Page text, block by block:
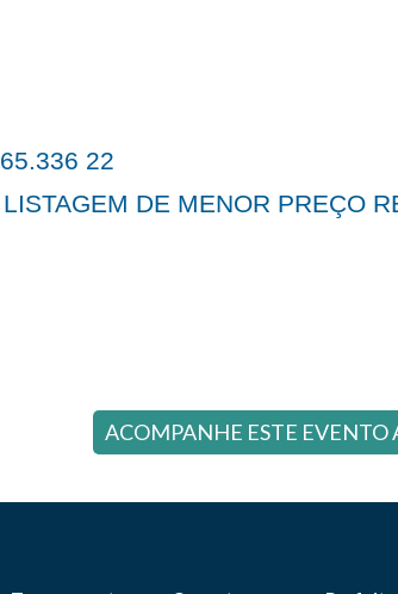
22
DE MENOR PREÇO
ACOMPANHE ESTE EVENTO